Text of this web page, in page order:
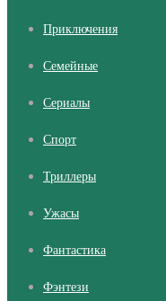
Приключения
Семейные
Сериалы
Cпорт
Триллеры
Ужасы
Фантастика
Фэнтези